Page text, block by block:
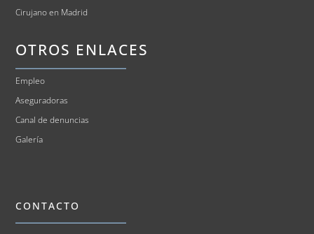
Cirujano en Madrid
OTROS ENLACES
Empleo
Aseguradoras
Canal de denuncias
Galería
CONTACTO